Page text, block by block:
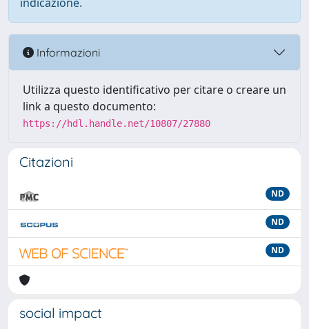
Informazioni
Utilizza questo identificativo per citare o creare un
link a questo documento:
https://hdl.handle.net/10807/27880
Citazioni
ND
ND
ND
social impact